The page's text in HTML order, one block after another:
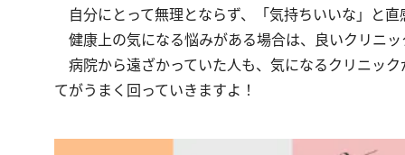
自分にとって無理とならず、「気持ちいいな」と
健康上の気になる悩みがある場合は、良いクリニ
病院から遠ざかっていた人も、気になるクリニッ
てがうまく回っていきますよ！